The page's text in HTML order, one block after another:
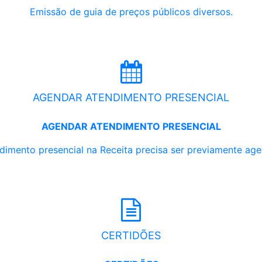
Emissão de guia de preços públicos diversos.
AGENDAR ATENDIMENTO PRESENCIAL
AGENDAR ATENDIMENTO PRESENCIAL
presencial na Receita precisa ser previamente
CERTIDÕES